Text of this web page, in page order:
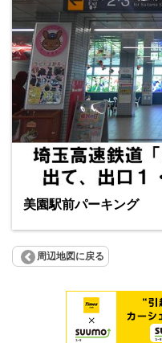
美園駅前パーキング
周辺地図に戻る